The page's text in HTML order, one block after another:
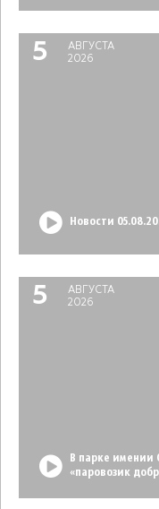
5
АВГУСТА
2026
Новости
5
АВГУСТА
2026
В парке имении
«паровозик